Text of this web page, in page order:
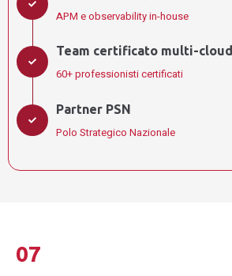
APM e observability in-house
Team certificato multi-cloud
60+ professionisti certificati
Partner PSN
Polo Strategico Nazionale
07